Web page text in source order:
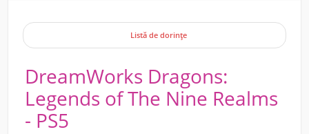
Listă de dorințe
DreamWorks Dragons:
Legends of The Nine Realms
- PS5